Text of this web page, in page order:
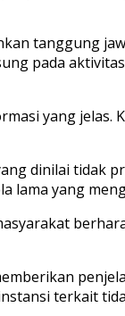
tanggung
pada
yang
dinilai
yang
terkait